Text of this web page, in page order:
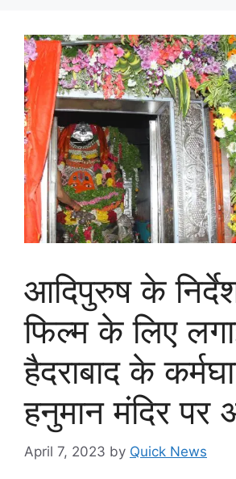
आदिपुरुष के
फिल्म के लिए
हैदराबाद के
हनुमान मंदिर पर
April 7, 2023 by Quick News